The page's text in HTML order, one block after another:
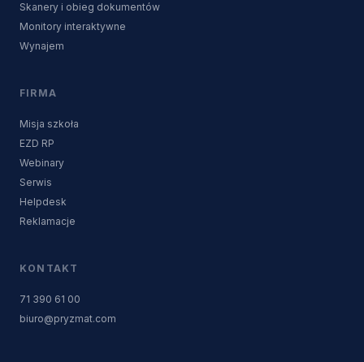
Skanery i obieg dokumentów
Monitory interaktywne
Wynajem
FIRMA
Misja szkoła
EZD RP
Webinary
Serwis
Helpdesk
Reklamacje
KONTAKT
71 390 61 00
biuro@pryzmat.com